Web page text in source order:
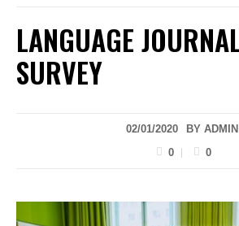
LANGUAGE
SURVEY
02/01/2020 BY ADMIN
0
0